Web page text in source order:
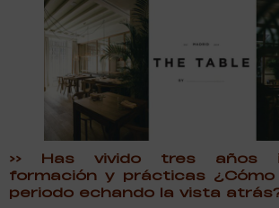
>> Has vivido tres años
formación y prácticas
periodo echando la vista